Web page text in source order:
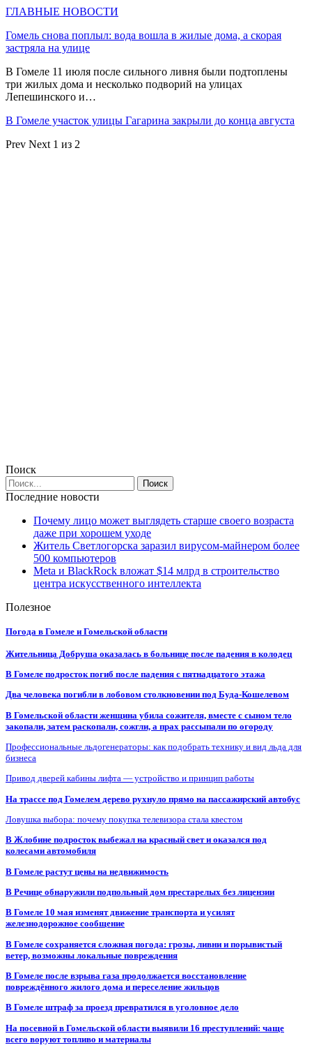
ГЛАВНЫЕ НОВОСТИ
Гомель снова поплыл: вода вошла в жилые дома, а скорая
застряла на улице
В Гомеле 11 июля после сильного ливня были подтоплены
три жилых дома и несколько подворий на улицах
Лепешинского и…
В Гомеле участок улицы Гагарина закрыли до конца августа
Prev Next 1 из 2
Поиск
Последние новости
Почему лицо может выглядеть старше своего возраста
даже при хорошем уходе
Житель Светлогорска заразил вирусом-майнером более
500 компьютеров
Meta и BlackRock вложат $14 млрд в строительство
центра искусственного интеллекта
Полезное
Погода в Гомеле и Гомельской области
Жительница Добруша оказалась в больнице после падения в колодец
В Гомеле подросток погиб после падения с пятнадцатого этажа
Два человека погибли в лобовом столкновении под Буда-Кошелевом
В Гомельской области женщина убила сожителя, вместе с сыном тело
закопали, затем раскопали, сожгли, а прах рассыпали по огороду
Профессиональные льдогенераторы: как подобрать технику и вид льда для
бизнеса
Привод дверей кабины лифта — устройство и принцип работы
На трассе под Гомелем дерево рухнуло прямо на пассажирский автобус
Ловушка выбора: почему покупка телевизора стала квестом
В Жлобине подросток выбежал на красный свет и оказался под
колесами автомобиля
В Гомеле растут цены на недвижимость
В Речице обнаружили подпольный дом престарелых без лицензии
В Гомеле 10 мая изменят движение транспорта и усилят
железнодорожное сообщение
В Гомеле сохраняется сложная погода: грозы, ливни и порывистый
ветер, возможны локальные повреждения
В Гомеле после взрыва газа продолжается восстановление
повреждённого жилого дома и переселение жильцов
В Гомеле штраф за проезд превратился в уголовное дело
На посевной в Гомельской области выявили 16 преступлений: чаще
всего воруют топливо и материалы